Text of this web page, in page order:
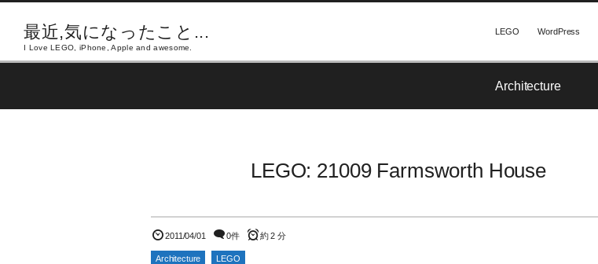
最近,気になったこと...
I Love LEGO, iPhone, Apple and awesome.
LEGO WordPress
Architecture
LEGO: 21009 Farmsworth House
2011/04/01 0件 約 2 分
Architecture LEGO